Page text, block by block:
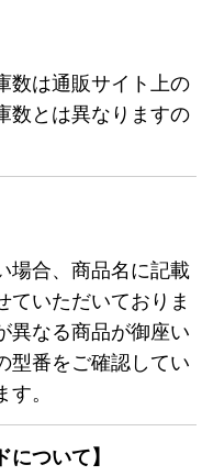
数は通販サイト上の
数とは異なりますの
場合、商品名に記載
ていただいておりま
異なる商品が御座い
型番をご確認してい
。
について】